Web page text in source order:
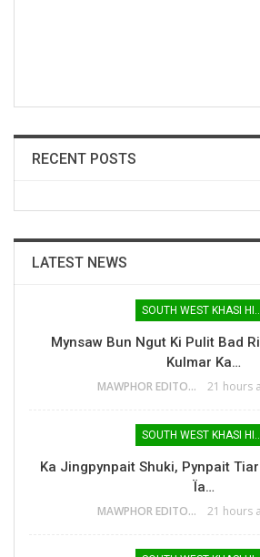
RECENT POSTS
LATEST NEWS
Mynsaw Bun Ngut Ki Pulit Bad
Kulmar Ka…
MAWPHOR EDITOR 21 hours
Ka Jingpynpait Shuki, Pynpait
Ïa…
MAWPHOR EDITOR 21 hours